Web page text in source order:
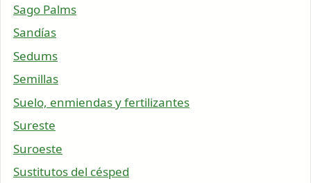
Sago Palms
Sandías
Sedums
Semillas
Suelo, enmiendas y fertilizantes
Sureste
Suroeste
Sustitutos del césped